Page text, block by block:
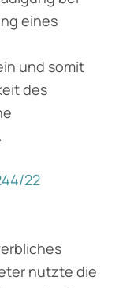
eines
und somit
des
22
nutzte die